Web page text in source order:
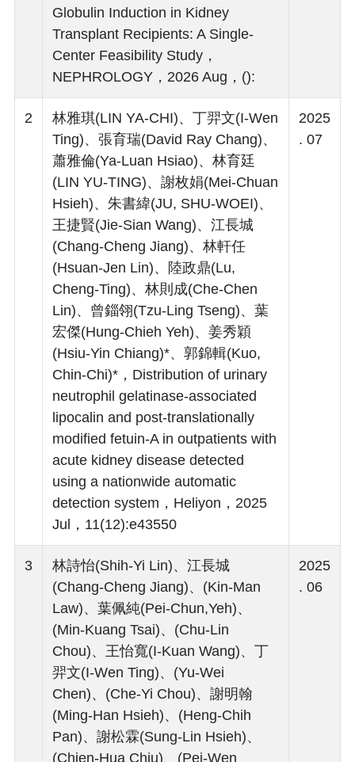
Globulin Induction in Kidney
Transplant Recipients: A Single-
Center Feasibility Study，
NEPHROLOGY，2026 Aug，():
2
林雅琪(LIN YA-CHI)、丁羿文(I-Wen
Ting)、張育瑞(David Ray Chang)、
蕭雅倫(Ya-Luan Hsiao)、林育廷
(LIN YU-TING)、謝枚娟(Mei-Chuan
Hsieh)、朱書緯(JU, SHU-WOEI)、
王捷賢(Jie-Sian Wang)、江長城
(Chang-Cheng Jiang)、林軒任
(Hsuan-Jen Lin)、陸政鼎(Lu,
Cheng-Ting)、林則成(Che-Chen
Lin)、曾錙翎(Tzu-Ling Tseng)、葉
宏傑(Hung-Chieh Yeh)、姜秀穎
(Hsiu-Yin Chiang)*、郭錦輯(Kuo,
Chin-Chi)*，Distribution of urinary
neutrophil gelatinase-associated
lipocalin and post-translationally
modified fetuin-A in outpatients with
acute kidney disease detected
using a nationwide automatic
detection system，Heliyon，2025
Jul，11(12):e43550
2025
. 07
3
林詩怡(Shih-Yi Lin)、江長城
(Chang-Cheng Jiang)、(Kin-Man
Law)、葉佩純(Pei-Chun,Yeh)、
(Min-Kuang Tsai)、(Chu-Lin
Chou)、王怡寬(I-Kuan Wang)、丁
羿文(I-Wen Ting)、(Yu-Wei
Chen)、(Che-Yi Chou)、謝明翰
(Ming-Han Hsieh)、(Heng-Chih
Pan)、謝松霖(Sung-Lin Hsieh)、
(Chien-Hua Chiu)、(Pei-Wen
2025
. 06